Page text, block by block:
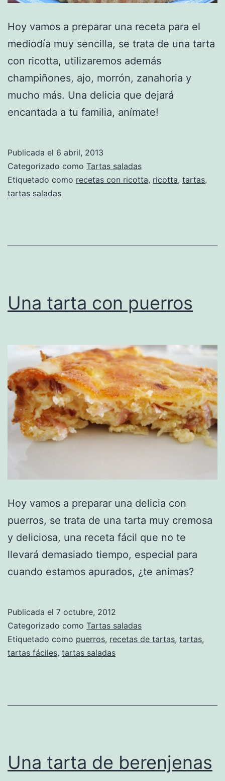
Hoy vamos a preparar una receta para el
mediodía muy sencilla, se trata de una tarta
con ricotta, utilizaremos además
champiñones, ajo, morrón, zanahoria y
mucho más. Una delicia que dejará
encantada a tu familia, anímate!
Publicada el 6 abril, 2013
Categorizado como Tartas saladas
Etiquetado como recetas con ricotta, ricotta, tartas,
tartas saladas
Una tarta con puerros
Hoy vamos a preparar una delicia con
puerros, se trata de una tarta muy cremosa
y deliciosa, una receta fácil que no te
llevará demasiado tiempo, especial para
cuando estamos apurados, ¿te animas?
Publicada el 7 octubre, 2012
Categorizado como Tartas saladas
Etiquetado como puerros, recetas de tartas, tartas,
tartas fáciles, tartas saladas
Una tarta de berenjenas